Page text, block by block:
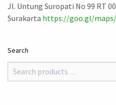
Jl. Untung Suropati No 99 RT
Surakarta https://goo.gl/maps/
Search